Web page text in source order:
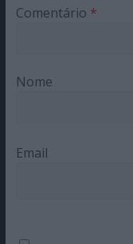
Comentário *
Nome
Email